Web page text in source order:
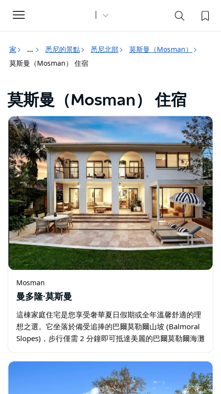
Toggle
navigation
家 ... 悉尼的景點 悉尼北部
莫斯曼（Mosman）
莫斯曼（Mosman） 住宿
莫斯曼（Mosman） 住宿
Mosman
曼多隆·莫斯曼
這棟家庭住宅是您享受奢華夏日假期或全年溫馨舒適的理
想之選。它坐落於備受追捧的巴爾莫勒爾山坡 (Balmoral
Slopes)，步行僅需 2 分鐘即可抵達美麗的巴爾莫勒爾海灘